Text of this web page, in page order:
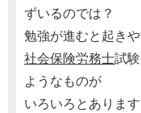
ずいるのでは？
勉強が進むと起きや
社会保険労務士試
ようなものが
いろいろとあります